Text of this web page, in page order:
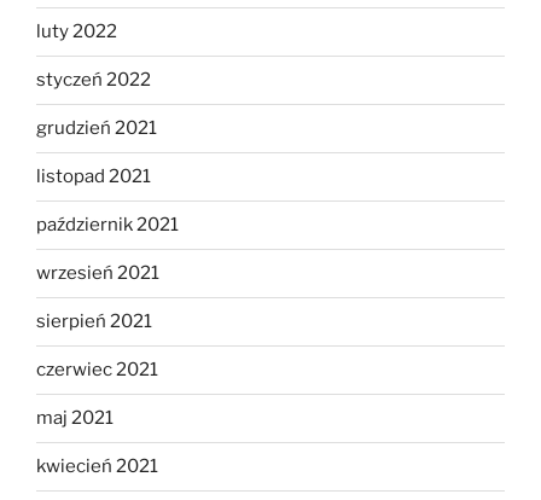
luty 2022
styczeń 2022
grudzień 2021
listopad 2021
październik 2021
wrzesień 2021
sierpień 2021
czerwiec 2021
maj 2021
kwiecień 2021